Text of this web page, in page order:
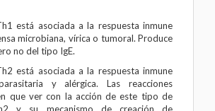
está asociada a la respuesta inmune
microbiana, vírica o tumoral. Produce
no del tipo IgE.
está asociada a la respuesta inmune
y alérgica. Las reacciones
que ver con la acción de este tipo de